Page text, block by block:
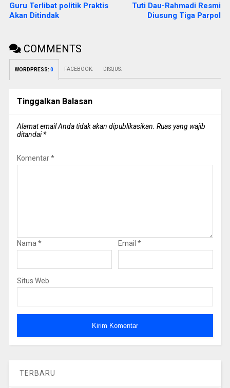
Guru Terlibat politik Praktis
Akan Ditindak
Tuti Dau-Rahmadi Resmi
Diusung Tiga Parpol
COMMENTS
WORDPRESS: 0 FACEBOOK: DISQUS:
Tinggalkan Balasan
Alamat email Anda tidak akan dipublikasikan. Ruas yang wajib
ditandai*
Komentar*
Nama * Email *
Situs Web
TERBARU